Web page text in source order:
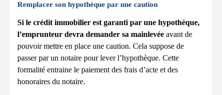
Remplacer son hypothèque par une caution
Si le crédit immobilier est garanti par une hypothèque,
l’emprunteur devra demander sa mainlevée avant de
pouvoir mettre en place une caution. Cela suppose de
passer par un notaire pour lever l’hypothèque. Cette
formalité entraine le paiement des frais d’acte et des
honoraires du notaire.